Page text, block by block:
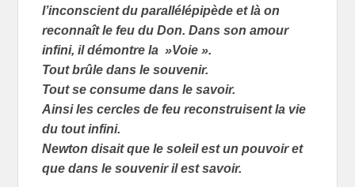
l’inconscient du parallélépipède et là on
reconnaît le feu du Don. Dans son amour
infini, il démontre la »Voie ».
Tout brûle dans le souvenir.
Tout se consume dans le savoir.
Ainsi les cercles de feu reconstruisent la vie
du tout infini.
Newton disait que le soleil est un pouvoir et
que dans le souvenir il est savoir.